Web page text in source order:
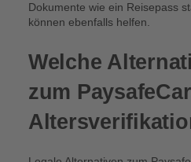
Dokumente wie ein Reisepass
können ebenfalls helfen.
Welche
zum